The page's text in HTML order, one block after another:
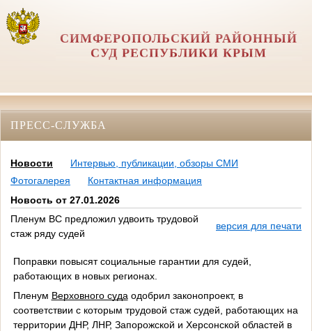
СИМФЕРОПОЛЬСКИЙ РАЙОННЫЙ
СУД РЕСПУБЛИКИ КРЫМ
ПРЕСС-СЛУЖБА
Новости
Интервью, публикации, обзоры СМИ
Фотогалерея
Контактная информация
Новость от 27.01.2026
Пленум ВС предложил удвоить трудовой
стаж ряду судей
версия для печати
Поправки повысят социальные гарантии для судей,
работающих в новых регионах.
Пленум Верховного суда одобрил законопроект, в
соответствии с которым трудовой стаж судей, работающих на
территории ДНР, ЛНР, Запорожской и Херсонской областей в